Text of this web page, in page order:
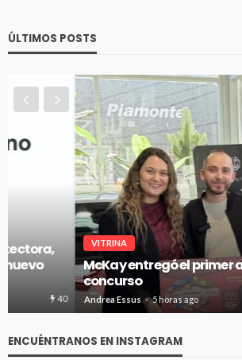
ÚLTIMOS POSTS
McKay entregó el primer auto
concurso
Andrea Essus 5 horas ago
ENCUÉNTRANOS EN INSTAGRAM